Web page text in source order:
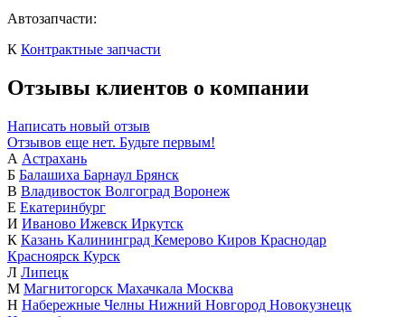
Автозапчасти:
К Контрактные запчасти
Отзывы клиентов о компании
Написать новый отзыв
Отзывов еще нет. Будьте первым!
А Астрахань
Б Балашиха Барнаул Брянск
В Владивосток Волгоград Воронеж
Е Екатеринбург
И Иваново Ижевск Иркутск
К Казань Калининград Кемерово Киров Краснодар
Красноярск Курск
Л Липецк
М Магнитогорск Махачкала Москва
Н Набережные Челны Нижний Новгород Новокузнецк